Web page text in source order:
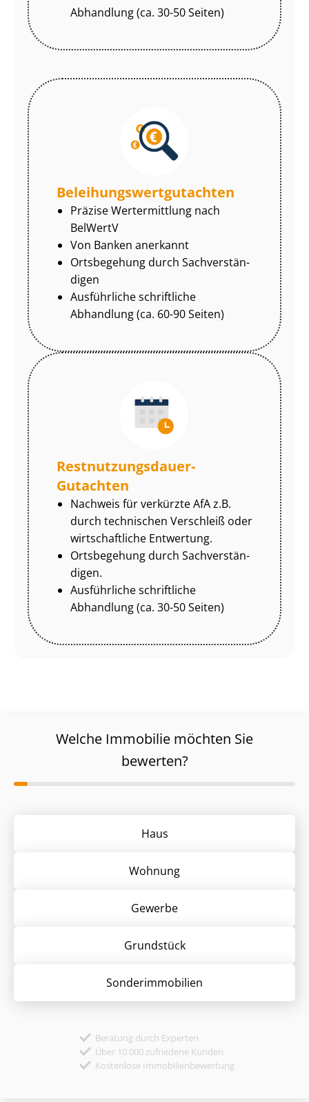
Abhandlung (ca. 30-50 Seiten)
Be­lei­hungs­wert­gut­ach­ten
Präzise Wertermittlung nach
BelWertV
Von Banken anerkannt
Ortsbegehung durch Sach­ver­stän­
di­gen
Ausführliche schriftliche
Abhandlung (ca. 60-90 Seiten)
Rest­nut­zungs­dau­er-
Gutachten
Nachweis für verkürzte AfA z.B.
durch technischen Verschleiß oder
wirtschaftliche Entwertung.
Ortsbegehung durch Sach­ver­stän­
di­gen.
Ausführliche schriftliche
Abhandlung (ca. 30-50 Seiten)
Welche Immobilie möchten Sie
bewerten?
Haus
Wohnung
Gewerbe
Grund­stück
Sonder­immobilien
Beratung durch Experten
Über 10.000 zufriedene Kunden
Kostenlose Immobilienbewertung